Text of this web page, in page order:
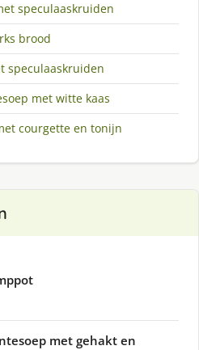
speculaaskruiden
brood
speculaaskruiden
met witte kaas
courgette en tonijn
met gehakt en